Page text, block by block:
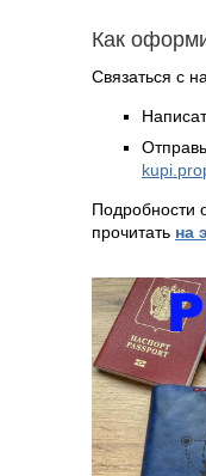
Как
Связаться с
Подробности
прочитать на